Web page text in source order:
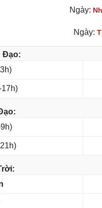
Ngày:
Ngày:
Đạo: